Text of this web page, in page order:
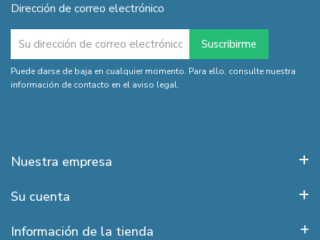
Dirección de correo electrónico
Puede darse de baja en cualquier momento. Para ello, consulte nuestra
información de contacto en el aviso legal.
Nuestra empresa
Su cuenta
Información de la tienda